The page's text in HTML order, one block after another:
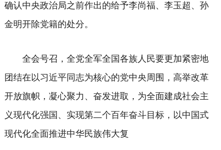
确认中央政治局之前作出的给予李尚福、李玉超、孙
金明开除党籍的处分。
全会号召，全党全军全国各族人民要更加紧密地
团结在以习近平同志为核心的党中央周围，高举改革
开放旗帜，凝心聚力、奋发进取，为全面建成社会主
义现代化强国、实现第二个百年奋斗目标，以中国式
现代化全面推进中华民族伟大复